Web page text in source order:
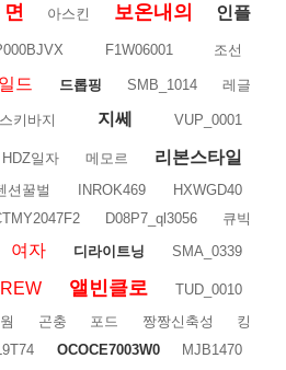
면 아스킨 보온내의
인플
F1W06001 조선
드 드롭핑 SMB_1014 레글
스키바지 지쎄 VUP_0001
HDZ일자 메모르 리본스타일
션꿀벌 INROK469
HXWGD40
D08P7_ql3056
큐빅
여자 디라이트닝 SMA_0339
앨빈클로
TUD_0010
곤충 포드 짱짱신축성
킹
OCOCE7003W0
MJB1470